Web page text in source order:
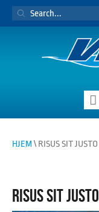
PRODUCTS
SEARCH
HJEM \ RISUS SIT JUSTO
RISUS SIT JUSTO